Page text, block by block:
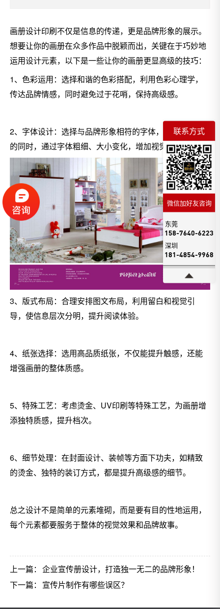
画册设计印刷不仅是信息的传递，更是品牌形象的展示。
想要让你的画册在众多作品中脱颖而出，关键在于巧妙地
运用设计元素，以下是一些让你的画册更显高级的技巧：
1、色彩运用：选择和谐的色彩搭配，利用色彩心理学，
传达品牌情感，同时避免过于花哨，保持高级感。
2、字体设计：选择与品牌形象相符的字体，确保易读性
的同时，通过字体粗细、大小变化，增加视觉层次。
3、版式布局：合理安排图文布局，利用留白和视觉引
导，使信息层次分明，提升阅读体验。
4、纸张选择：选用高品质纸张，不仅能提升触感，还能
增强画册的整体质感。
5、特殊工艺：考虑烫金、UV印刷等特殊工艺，为画册增
添独特质感，提升档次。
6、细节处理：在封面设计、装帧等方面下功夫，如精致
的烫金、独特的装订方式，都是提升高级感的细节。
总之设计不是简单的元素堆砌，而是要有目的性地运用，
每个元素都要服务于整体的视觉效果和品牌故事。
上一篇： 企业宣传册设计，打造独一无二的品牌形象！
下一篇：
宣传片制作有哪些误区？
联系方式
微信加好友咨询
东莞
158-7640-6223
深圳
181-4854-9968